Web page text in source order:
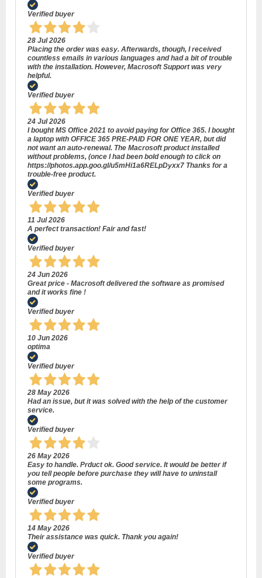
Verified buyer
28 Jul 2026
Placing the order was easy. Afterwards, though, I received
countless emails in various languages and had a bit of trouble
with the installation. However, Macrosoft Support was very
helpful.
Verified buyer
24 Jul 2026
I bought MS Office 2021 to avoid paying for Office 365. I bought
a laptop with OFFICE 365 PRE-PAID FOR ONE YEAR, but did
not want an auto-renewal. The Macrosoft product installed
without problems, (once I had been bold enough to click on
https://photos.app.goo.gl/u5mHi1a6RELpDyxx7 Thanks for a
trouble-free product.
Verified buyer
11 Jul 2026
A perfect transaction! Fair and fast!
Verified buyer
24 Jun 2026
Great price - Macrosoft delivered the software as promised
and it works fine !
Verified buyer
10 Jun 2026
optima
Verified buyer
28 May 2026
Had an issue, but it was solved with the help of the customer
service.
Verified buyer
26 May 2026
Easy to handle. Prduct ok. Good service. It would be better if
you tell people before purchase they will have to uninstall
some programs.
Verified buyer
14 May 2026
Their assistance was quick. Thank you again!
Verified buyer